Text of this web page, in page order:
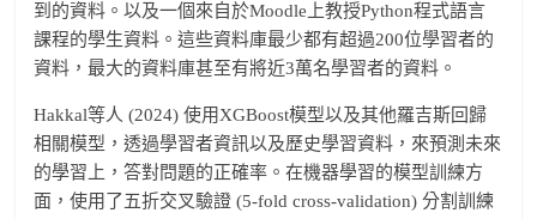
到的資料。以及一個來自於Moodle上教授Python程式語言
課程的學生資料。這些資料庫最少都有超過200位學習者的
資料，最大的資料庫甚至有將近3萬名學習者的資料。
Hakkal等人 (2024) 使用XGBoost模型以及其他羅吉斯回歸
相關模型，透過學習者資訊以及歷史學習資料，來預測未來
的學習上，答對問題的正確率。在機器學習的模型訓練方
面，使用了五折交叉驗證 (5-fold cross-validation) 分割訓練